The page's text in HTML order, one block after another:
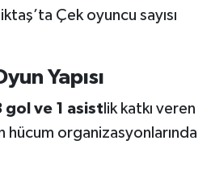
Çek oyuncu sayısı
Yapısı
gol ve 1 asist lik katkı veren
hücum organizasyonlarında